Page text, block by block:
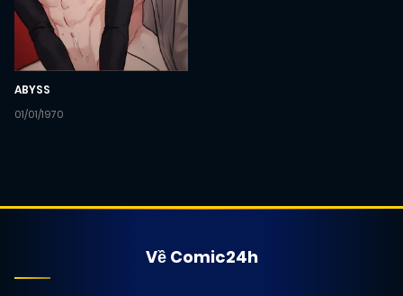
ABYSS
01/01/1970
Về Comic24h